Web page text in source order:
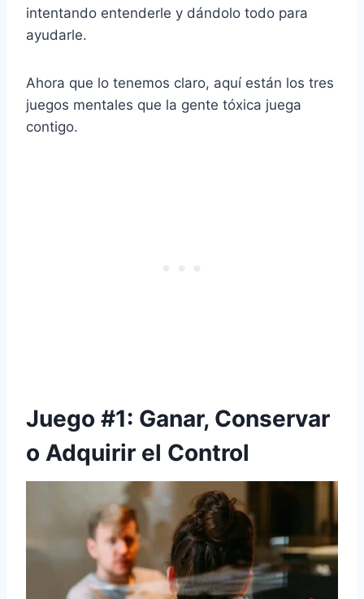
intentando entenderle y dándolo todo para
ayudarle.
Ahora que lo tenemos claro, aquí están los tres
juegos mentales que la gente tóxica juega
contigo.
Juego #1: Ganar, Conservar
o Adquirir el Control